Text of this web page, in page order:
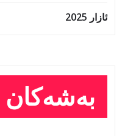
ئازار 2025
بەشەکان